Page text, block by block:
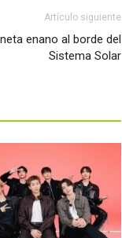
Artículo siguiente
enano al borde del
Sistema Solar